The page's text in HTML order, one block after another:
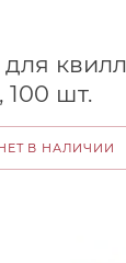
100 шт.
В НАЛИЧИИ